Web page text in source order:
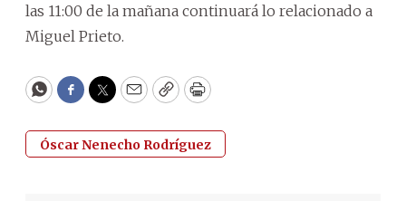
las 11:00 de la mañana continuará lo relacionado a
Miguel Prieto.
WhatsApp
Facebook
Twitter
EmailCopyPrint
Óscar Nenecho Rodríguez